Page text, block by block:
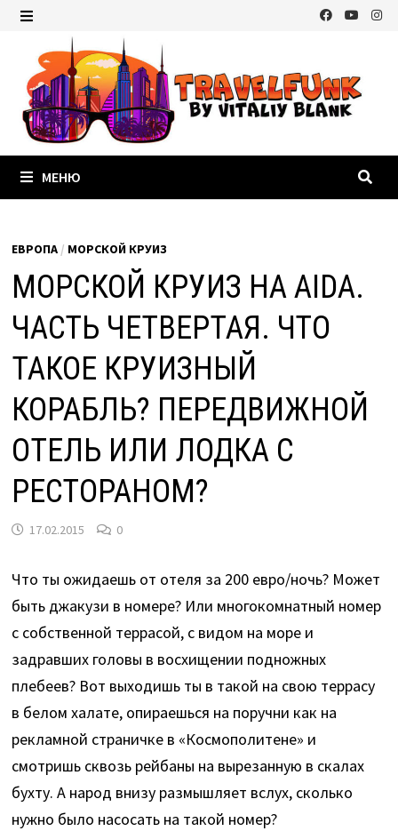
Перейти
содержимому
МЕНЮ
ЕВРОПА / МОРСКОЙ КРУИЗ
МОРСКОЙ КРУИЗ НА AIDA.
ЧАСТЬ ЧЕТВЕРТАЯ. ЧТО
ТАКОЕ КРУИЗНЫЙ
КОРАБЛЬ? ПЕРЕДВИЖНОЙ
ОТЕЛЬ ИЛИ ЛОДКА С
РЕСТОРАНОМ?
17.02.2015 0
Что ты ожидаешь от отеля за 200 евро/ночь? Может
быть джакузи в номере? Или многокомнатный номер
с собственной террасой, с видом на море и
задравших головы в восхищении подножных
плебеев? Вот выходишь ты в такой на свою террасу
в белом халате, опираешься на поручни как на
рекламной страничке в «Космополитене» и
смотришь сквозь рейбаны на вырезанную в скалах
бухту. А народ внизу размышляет вслух, сколько
нужно было насосать на такой номер?